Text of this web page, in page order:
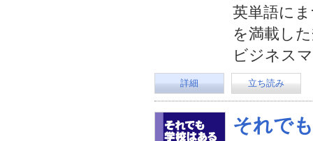
英単語に
を満載し
ビジネス
詳細 立ち読み
それで